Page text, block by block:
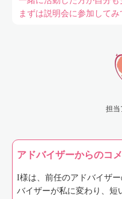
まずは説明会に参加してみ
担当
アドバイザーからのコ
I様は、前任のアドバイザ
バイザーが私に変わり、短